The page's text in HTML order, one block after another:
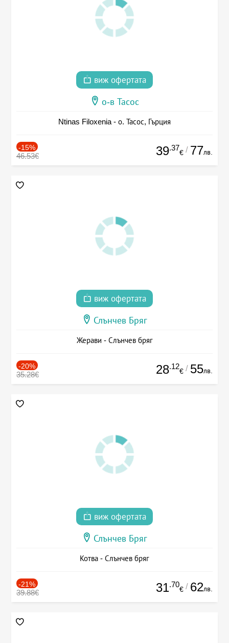
виж офертата
о-в Тасос
Ntinas Filoxenia - о. Тасос, Гърция
-15%
46.53€ 39.37
€ / 77лв.
виж офертата
Слънчев Бряг
Жерави - Слънчев бряг
-20%
35.28€ 28.12
€ / 55лв.
виж офертата
Слънчев Бряг
Котва - Слънчев бряг
-21%
39.88€ 31.70
€ / 62лв.